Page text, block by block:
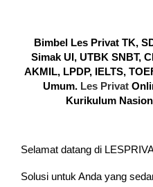
Bimbel Les Privat TK,
Simak UI, UTBK SNBT,
AKMIL, LPDP, IELTS,
Umum. Les Privat
Kurikulum
Selamat datang di
Solusi untuk Anda yang